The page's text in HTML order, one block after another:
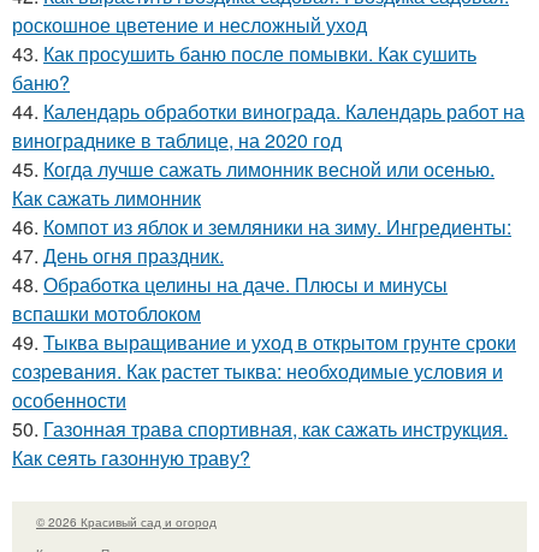
роскошное цветение и несложный уход
43. Как просушить баню после помывки. Как сушить
баню?
44. Календарь обработки винограда. Календарь работ на
винограднике в таблице, на 2020 год
45. Когда лучше сажать лимонник весной или осенью.
Как сажать лимонник
46. Компот из яблок и земляники на зиму. Ингредиенты:
47. День огня праздник.
48. Обработка целины на даче. Плюсы и минусы
вспашки мотоблоком
49. Тыква выращивание и уход в открытом грунте сроки
созревания. Как растет тыква: необходимые условия и
особенности
50. Газонная трава спортивная, как сажать инструкция.
Как сеять газонную траву?
© 2026 Красивый сад и огород